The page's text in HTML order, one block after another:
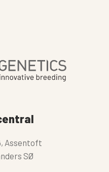
Assentoft
SØ